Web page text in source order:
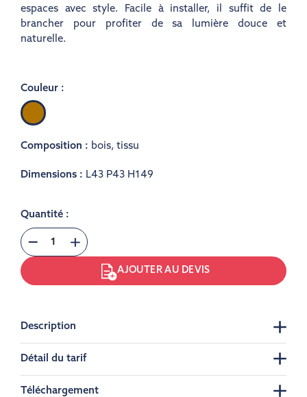
espaces avec style. Facile à installer, il suffit de le
brancher pour profiter de sa lumière douce et
naturelle.
Couleur :
Bois
Composition : bois, tissu
Dimensions : L43 P43 H149
Quantité :
AJOUTER AU DEVIS
Description
Détail du tarif
Téléchargement